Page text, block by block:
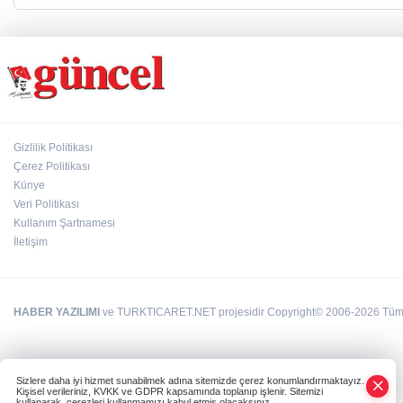
Gizlilik Politikası
Çerez Politikası
Künye
Veri Politikası
Kullanım Şartnamesi
İletişim
HABER YAZILIMI ve TURKTICARET.NET projesidir Copyright© 2006-2026 Tüm
Sizlere daha iyi hizmet sunabilmek adına sitemizde çerez konumlandırmaktayız.
Kişisel verileriniz, KVKK ve GDPR kapsamında toplanıp işlenir. Sitemizi